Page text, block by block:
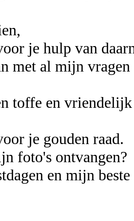
je hulp van
met al mijn
toffe en
je gouden raad.
foto's ontvangen?
en mijn